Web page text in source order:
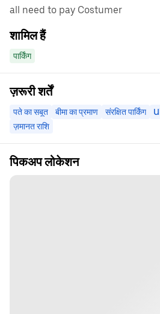
all need to pay Costumer
शामिल हैं
पार्किंग
ज़रूरी शर्तें
पते का सबूत बीमा का प्रमाण संरक्षित पार्किंग
ज़मानत राशि
पिकअप लोकेशन